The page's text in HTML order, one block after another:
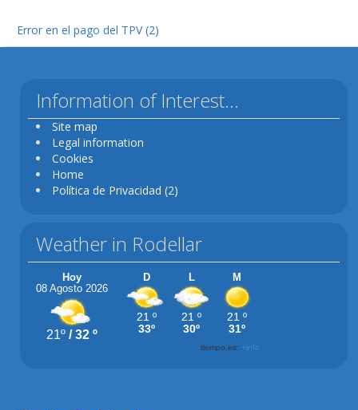
Error en el pago del TPV (2)
Information of Interest...
Site map
Legal information
Cookies
Home
Política de Privacidad (2)
Weather in Rodellar